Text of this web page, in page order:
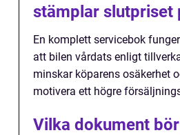
stämplar slutpriset
En komplett servicebok
att bilen vårdats enligt
minskar köparens osäkerhet
motivera ett högre
Vilka dokument